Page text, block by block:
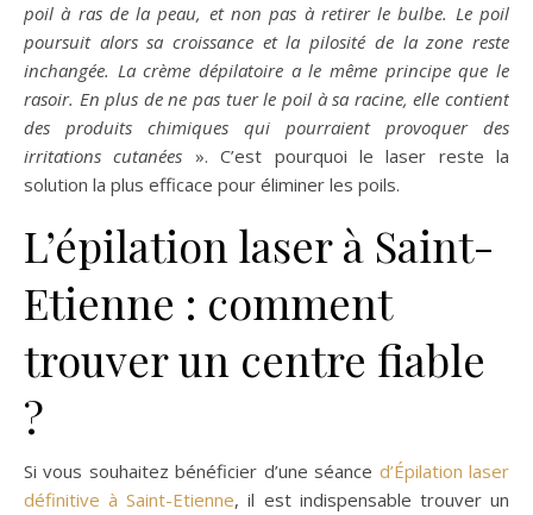
poil à ras de la peau, et non pas à retirer le bulbe. Le poil
poursuit alors sa croissance et la pilosité de la zone reste
inchangée. La crème dépilatoire a le même principe que le
rasoir. En plus de ne pas tuer le poil à sa racine, elle contient
des produits chimiques qui pourraient provoquer des
irritations cutanées ». C’est pourquoi le laser reste la
solution la plus efficace pour éliminer les poils.
L’épilation laser à Saint-
Etienne : comment
trouver un centre fiable
?
Si vous souhaitez bénéficier d’une séance d’Épilation laser
définitive à Saint-Etienne, il est indispensable trouver un